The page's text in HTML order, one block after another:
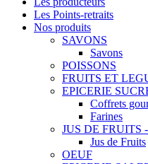
Les Points-retraits
Nos produits
SAVONS
Savons
POISSONS
FRUITS ET
EPICERIE
Coffrets
Farines
JUS DE FRUITS
Jus de Fruits
OEUF